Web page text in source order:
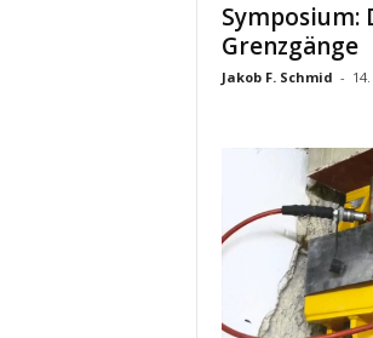
H
C
H
Symposium:
Grenzgänge
Jakob F. Schmid -